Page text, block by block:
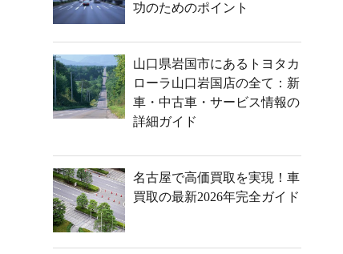
功のためのポイント
山口県岩国市にあるトヨタカ
ローラ山口岩国店の全て：新
車・中古車・サービス情報の
詳細ガイド
名古屋で高価買取を実現！車
買取の最新2026年完全ガイド